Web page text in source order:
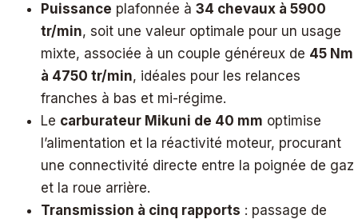
Puissance plafonnée à 34 chevaux à 5900
tr/min, soit une valeur optimale pour un usage
mixte, associée à un couple généreux de 45 Nm
à 4750 tr/min, idéales pour les relances
franches à bas et mi-régime.
Le carburateur Mikuni de 40 mm optimise
l’alimentation et la réactivité moteur, procurant
une connectivité directe entre la poignée de gaz
et la roue arrière.
Transmission à cinq rapports : passage de